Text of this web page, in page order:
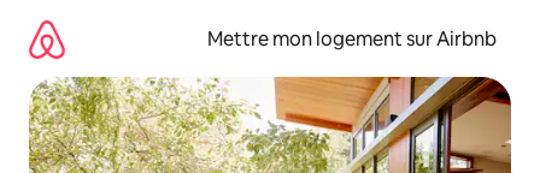
directement
contenu
Mettre mon logement sur Airbnb